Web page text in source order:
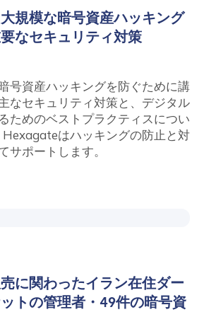
規模な暗号資産ハッキング
なセキュリティ対策
号資産ハッキングを防ぐために講
なセキュリティ対策と、デジタル
ためのベストプラクティスについ
はハッキングの防止と対
サポートします。
に関わったイラン在住ダー
トの管理者・49件の暗号資